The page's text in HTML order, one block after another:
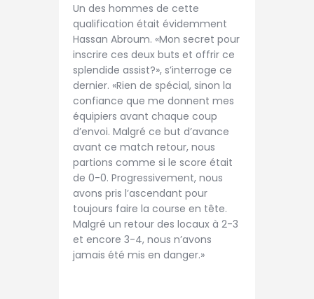
Un des hommes de cette
qualification était évidemment
Hassan Abroum. «Mon secret pour
inscrire ces deux buts et offrir ce
splendide assist?», s’interroge ce
dernier. «Rien de spécial, sinon la
confiance que me donnent mes
équipiers avant chaque coup
d’envoi. Malgré ce but d’avance
avant ce match retour, nous
partions comme si le score était
de 0-0. Progressivement, nous
avons pris l’ascendant pour
toujours faire la course en tête.
Malgré un retour des locaux à 2-3
et encore 3-4, nous n’avons
jamais été mis en danger.»